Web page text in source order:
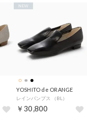
YOSHITO de ORANGE
レインパンプス （BL）
￥30,800
NEW